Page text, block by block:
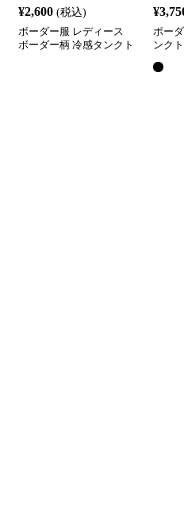
¥2,600 (税込)
ボーダー服 レディース
ボーダー柄 冷感タンクト
¥
ボー
ンク